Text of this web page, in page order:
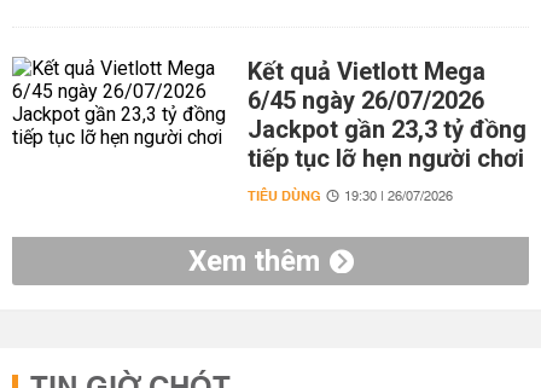
Kết quả Vietlott Mega
6/45 ngày 26/07/2026
Jackpot gần 23,3 tỷ đồng
tiếp tục lỡ hẹn người chơi
TIÊU DÙNG 19:30 | 26/07/2026
Xem thêm